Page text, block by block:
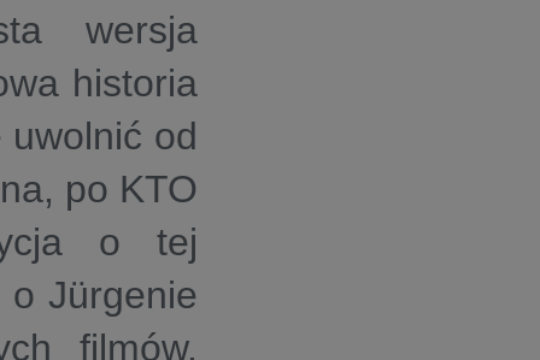
wersja
historia
uwolnić od
po KTO
o tej
Jürgenie
filmów.